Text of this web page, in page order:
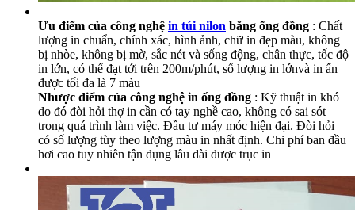
Ưu điểm của công nghệ in túi nilon bằng ống đồng : Chất
lượng in chuẩn, chính xác, hình ảnh, chữ in đẹp màu, không
bị nhòe, không bị mờ, sắc nét và sống động, chân thực, tốc độ
in lớn, có thể đạt tới trên 200m/phút, số lượng in lớnvà in ấn
được tối đa là 7 màu
Nhược điểm của công nghệ in ống đồng : Kỹ thuật in khó
do đó đòi hỏi thợ in cần có tay nghề cao, không có sai sót
trong quá trình làm việc. Đầu tư máy móc hiện đại. Đòi hỏi
có số lượng tùy theo lượng màu in nhất định. Chi phí ban đầu
hơi cao tuy nhiên tận dụng lâu dài được trục in